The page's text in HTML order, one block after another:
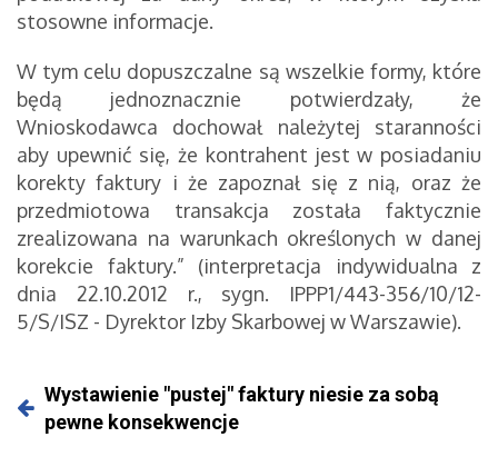
stosowne informacje.
W tym celu dopuszczalne są wszelkie formy, które
będą jednoznacznie potwierdzały, że
Wnioskodawca dochował należytej staranności
aby upewnić się, że kontrahent jest w posiadaniu
korekty faktury i że zapoznał się z nią, oraz że
przedmiotowa transakcja została faktycznie
zrealizowana na warunkach określonych w danej
korekcie faktury.” (interpretacja indywidualna z
dnia 22.10.2012 r., sygn. IPPP1/443-356/10/12-
5/S/ISZ - Dyrektor Izby Skarbowej w Warszawie).
Wystawienie "pustej" faktury niesie za sobą
pewne konsekwencje